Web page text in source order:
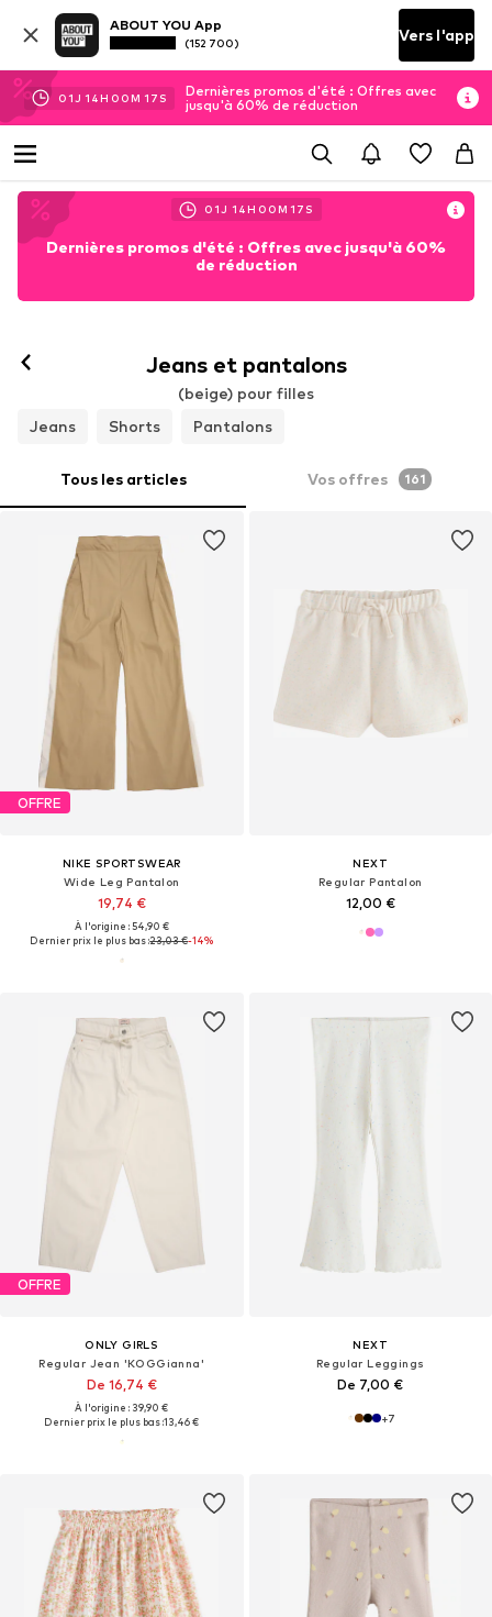
ABOUT YOU App
(152 700) Vers l'app
01J 14H 00M 15 S
Dernières promos d'été : Offres avec
jusqu'à 60% de réduction
01J 14H 00M 15 S
Dernières promos d'été : Offres avec jusqu'à 60%
de réduction
Jeans et pantalons
(beige) pour filles
Jeans
Shorts Pantalons
Tous les articles Vos offres 161
OFFRE
NIKE SPORTSWEAR
Wide Leg Pantalon
19,74 €
À l'origine : 54,90 €
Dernier prix le plus bas :23,03 €-14%
NEXT
Regular Pantalon
12,00 €
OFFRE
ONLY GIRLS
Regular Jean 'KOGGianna'
De 16,74 €
À l'origine : 39,90 €
Dernier prix le plus bas :13,46 €
NEXT
Regular Leggings
De 7,00 €
+7